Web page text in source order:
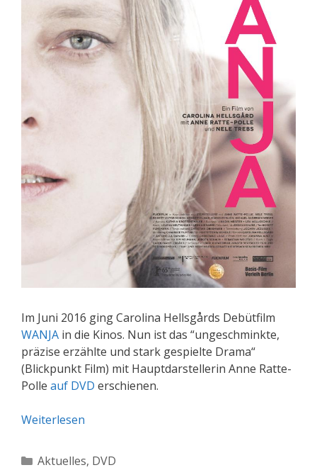
Im Juni 2016 ging Carolina Hellsgårds Debütfilm
WANJA in die Kinos. Nun ist das “ungeschminkte,
präzise erzählte und stark gespielte Drama“
(Blickpunkt Film) mit Hauptdarstellerin Anne Ratte-
Polle auf DVD erschienen.
Weiterlesen
Kategorien
Aktuelles, DVD